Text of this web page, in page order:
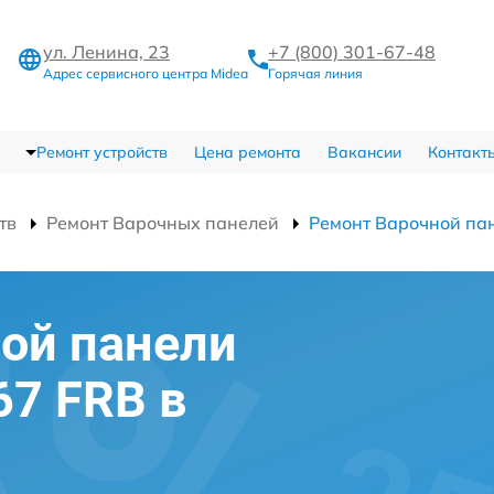
ул. Ленина, 23
Адрес сервисного центра Midea
+7 (800) 301-67-48
Горячая линия
Ремонт устройств Цена ремонта Вакансии
Ремонт Варочных панелей Ремонт Варочной
панели
FRB в